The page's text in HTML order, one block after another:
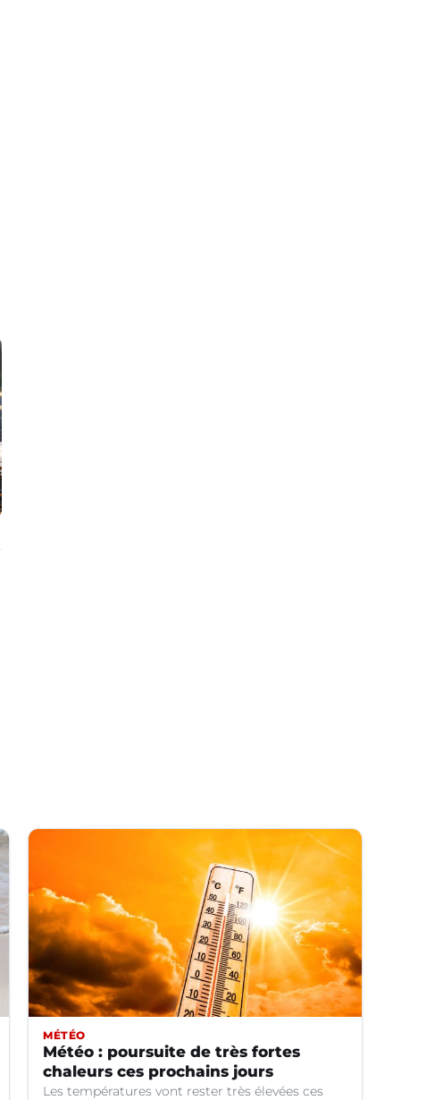
MÉTÉO
Météo : poursuite de très fortes
chaleurs ces prochains jours
Les températures vont rester très élevées ces